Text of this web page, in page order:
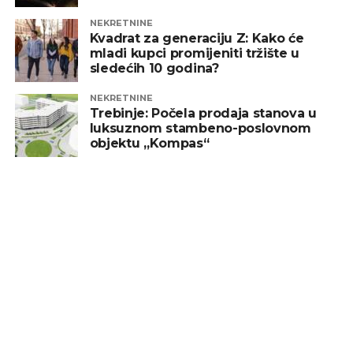
NEKRETNINE
Kvadrat za generaciju Z: Kako će
mladi kupci promijeniti tržište u
sledećih 10 godina?
NEKRETNINE
Trebinje: Počela prodaja stanova u
luksuznom stambeno-poslovnom
objektu „Kompas“